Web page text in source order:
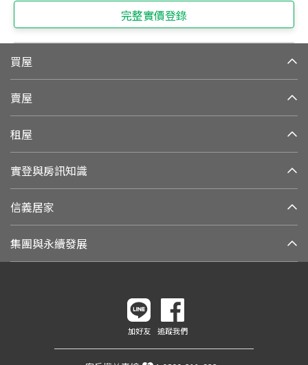
完整實價登錄
買屋
賣屋
租屋
實登與房訊知識
信義居家
集團與永續發展
加好友 追蹤我們